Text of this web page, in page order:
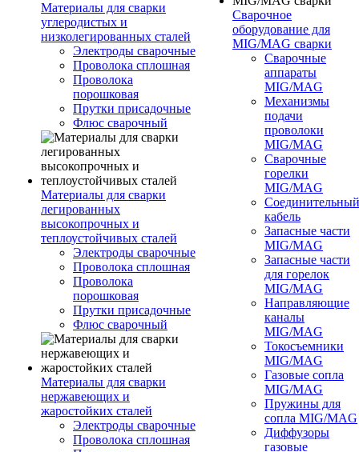
Материалы для сварки
углеродистых и
низколегированных сталей
Электроды сварочные
Проволока сплошная
Проволока
порошковая
Прутки присадочные
Флюс сварочный
Материалы для сварки
легированных
высокопрочных и
теплоустойчивых сталей
Электроды сварочные
Проволока сплошная
Проволока
порошковая
Прутки присадочные
Флюс сварочный
Материалы для сварки
нержавеющих и
жаростойких сталей
Электроды сварочные
Проволока сплошная
Сварочное
оборудование для
MIG/MAG сварки
Сварочные
аппараты
MIG/MAG
Механизмы
подачи
проволоки
MIG/MAG
Сварочные
горелки
MIG/MAG
Соединительный
кабель
Запасные части
MIG/MAG
Запасные части
для горелок
MIG/MAG
Направляющие
каналы
MIG/MAG
Токосъемники
MIG/MAG
Газовые сопла
MIG/MAG
Пружины для
сопла MIG/MAG
Диффузоры
газовые